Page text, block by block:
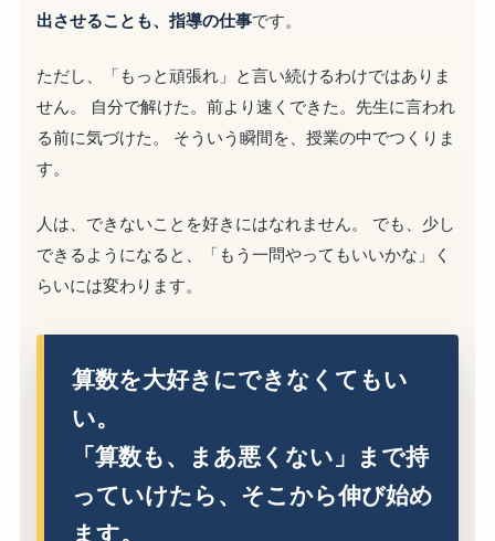
出させることも、指導の仕事です。
ただし、「もっと頑張れ」と言い続けるわけではありま
せん。 自分で解けた。前より速くできた。先生に言われ
る前に気づけた。 そういう瞬間を、授業の中でつくりま
す。
人は、できないことを好きにはなれません。 でも、少し
できるようになると、「もう一問やってもいいかな」く
らいには変わります。
算数を大好きにできなくてもい
い。
「算数も、まあ悪くない」まで持
っていけたら、そこから伸び始め
ます。